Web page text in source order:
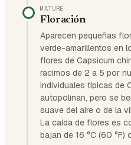
MATURE
Floración
Aparecen pequeñas
verde-amarillentos en
flores de Capsicum
racimos de 2 a 5 por
individuales típicas de
autopolinan, pero se
suave del aire o de la
La caída de flores es
bajan de 16 °C (60 °F)